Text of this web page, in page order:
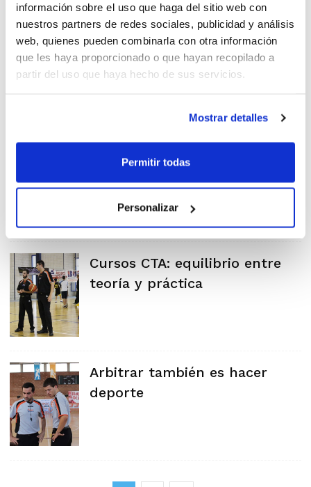
información sobre el uso que haga del sitio web con
nuestros partners de redes sociales, publicidad y análisis
web, quienes pueden combinarla con otra información
que les haya proporcionado o que hayan recopilado a
partir del uso que haya hecho de sus servicios.
Mostrar detalles
Permitir todas
Personalizar
Cursos CTA: últimos días para
apuntarte
¿Árbitro, oficial de mesa o
Cursos CTA: equilibrio entre
teoría y práctica
Arbitrar también es hacer
deporte